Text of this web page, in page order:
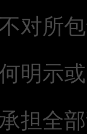
对所
明示
担全